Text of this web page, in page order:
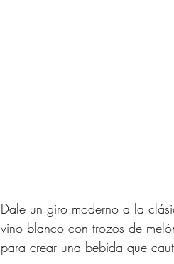
Dale un giro moderno a la
vino blanco con trozos de
para crear una bebida que